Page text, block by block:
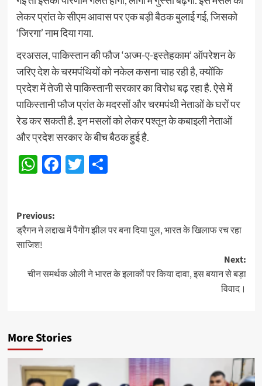
लेकर प्रांत के सीएम आवास पर एक बड़ी बैठक बुलाई गई, जिसको
‘जिरगा’ नाम दिया गया.
दरअसल, पाकिस्तान की फौज ‘अज्म-ए-इस्तेहकाम’ ऑपरेशन के
जरिए देश के चरमपंथियों को नकेल कसना चाह रही है, क्योंकि
प्रदेश में तेजी से पाकिस्तानी सरकार का विरोध बढ़ रहा है. ऐसे में
पाकिस्तानी फौज प्रांत के मदरसों और चरमपंथी नेताओं के घरों पर
रेड कर सकती है. इन मसलों को लेकर पश्तून के कबाइली नेताओं
और प्रदेश सरकार के बीच बैठक हुई है.
WhatsApp
Facebook
Twitter
Share
Post
navigation
Previous:
ड्रैगन ने लद्दाख में पैंगोंग झील पर बना दिया पुल, भारत के खिलाफ रच रहा
साजिश!
Next:
चीन समर्थक ओली ने भारत के इलाकों पर किया दावा, इस बयान से बड़ा
विवाद।
More Stories